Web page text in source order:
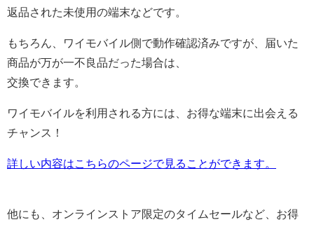
返品された未使用の端末などです。
もちろん、ワイモバイル側で動作確認済みですが、届いた
商品が万が一不良品だった場合は、
交換できます。
ワイモバイルを利用される方には、お得な端末に出会える
チャンス！
詳しい内容はこちらのページで見ることができます。
他にも、オンラインストア限定のタイムセールなど、お得